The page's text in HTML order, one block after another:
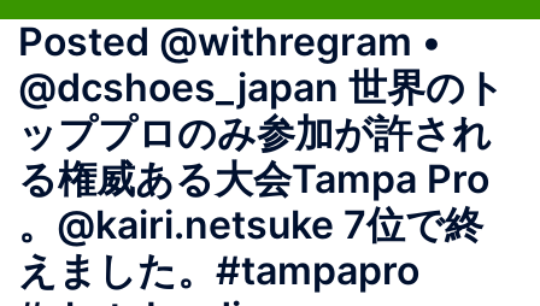
ス
ル
ニ
ュ
ー
Posted @withregram •
@dcshoes_japan 世界のト
ッププロのみ参加が許され
る権威ある大会Tampa Pro
。@kairi.netsuke 7位で終
えました。#tampapro